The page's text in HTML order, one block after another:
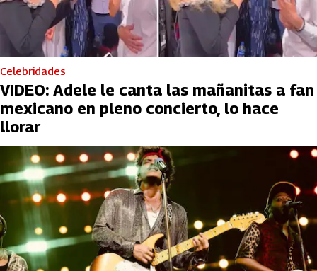
Celebridades
VIDEO: Adele le canta las mañanitas a fan
mexicano en pleno concierto, lo hace
llorar